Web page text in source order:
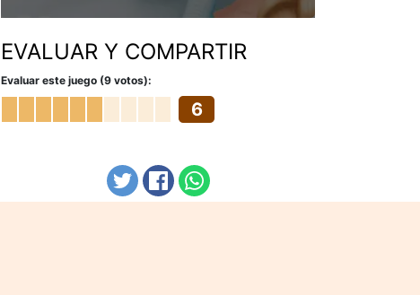
EVALUAR Y COMPARTIR
Evaluar este juego (9 votos):
6